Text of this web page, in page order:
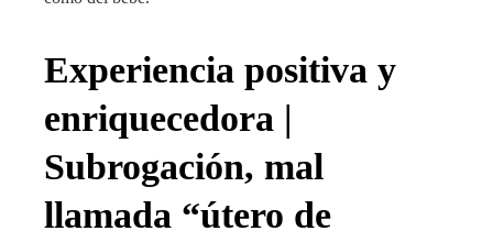
Experiencia positiva y
enriquecedora |
Subrogación, mal
llamada “útero de